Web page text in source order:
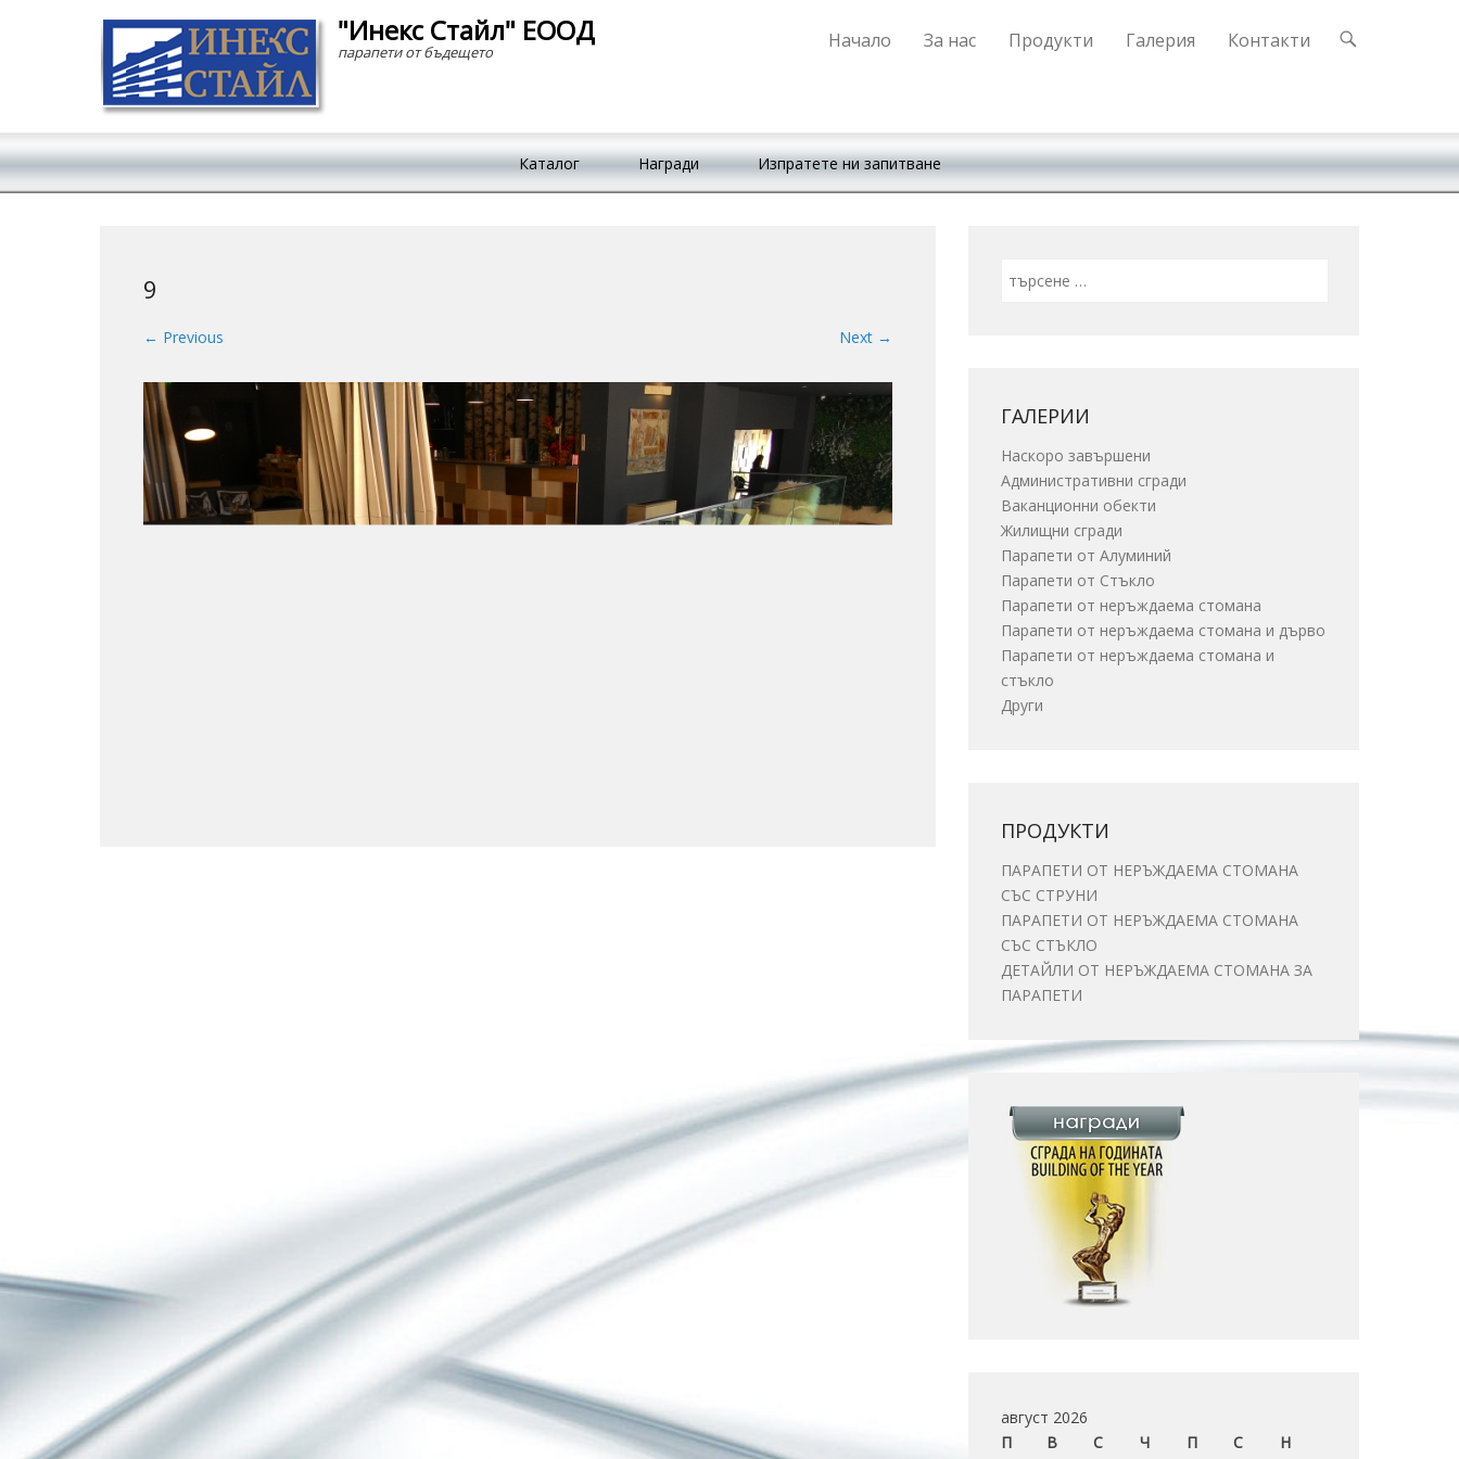
"Инекс Стайл" ЕООД
парапети от бъдещето
Primary Menu
Skip to content
Начало За нас Продукти Галерия Контакти
Каталог
Награди Изпратете ни запитване
9
← Previous Next →
ГАЛЕРИИ
Наскоро завършени
Административни сгради
Ваканционни обекти
Жилищни сгради
Парапети от Алуминий
Парапети от Стъкло
Парапети от неръждаема стомана
Парапети от неръждаема стомана и дърво
Парапети от неръждаема стомана и
стъкло
Други
ПРОДУКТИ
ПАРАПЕТИ ОТ НЕРЪЖДАЕМА СТОМАНА
СЪС СТРУНИ
ПАРАПЕТИ ОТ НЕРЪЖДАЕМА СТОМАНА
СЪС СТЪКЛО
ДЕТАЙЛИ ОТ НЕРЪЖДАЕМА СТОМАНА ЗА
ПАРАПЕТИ
август 2026
П
В С Ч П С
Н